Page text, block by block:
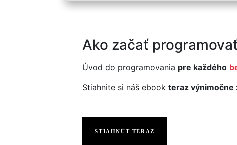
Ako začať
Úvod do programovania pre každého
Stiahnite si náš ebook teraz výnimočne
STIAHNÚT TERAZ